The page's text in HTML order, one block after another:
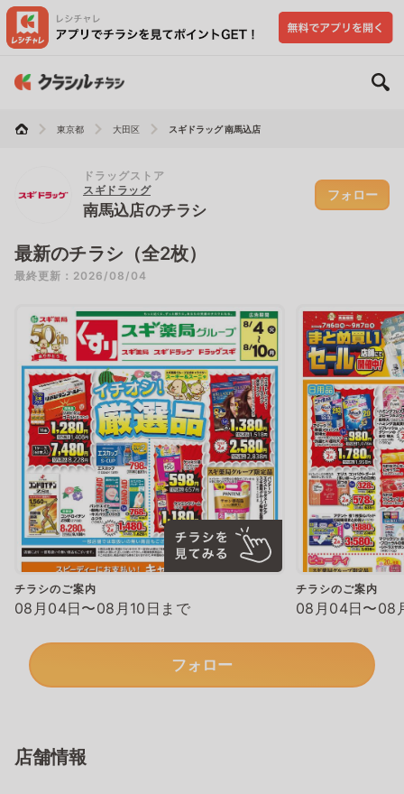
東京都 大田区 スギドラッグ 南馬込店
ドラッグストア
スギドラッグ
南馬込店のチラシ
フォロー
最新のチラシ（全2枚）
最終更新：2026/08/04
チラシのご案内
08月04日〜08月10日まで
チラシのご案内
08月04日〜08
フォロー
店舗情報